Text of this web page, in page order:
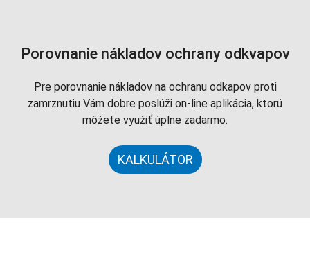
Porovnanie nákladov ochrany odkvapov
Pre porovnanie nákladov na ochranu odkapov proti
zamrznutiu Vám dobre poslúži on-line aplikácia, ktorú
môžete využiť úplne zadarmo.
KALKULÁTOR